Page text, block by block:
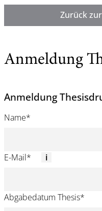
Zurück
Anmeldung
Anmeldung
Name*
E-Mail*
Abgabedatum Thesis*